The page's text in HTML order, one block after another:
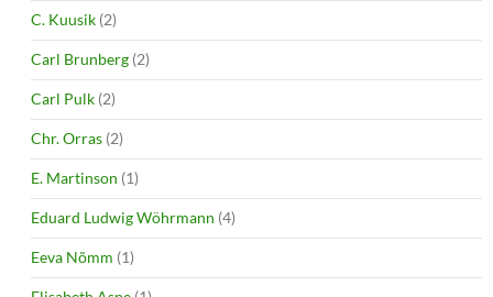
C. Kuusik (2)
Carl Brunberg (2)
Carl Pulk (2)
Chr. Orras (2)
E. Martinson (1)
Eduard Ludwig Wöhrmann (4)
Eeva Nõmm (1)